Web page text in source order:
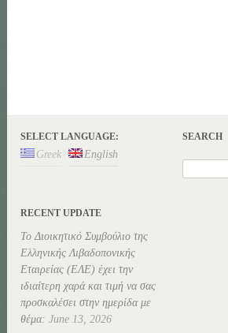
SELECT LANGUAGE:
Greek English
SEARCH
RECENT UPDATE
Το Διοικητικό Συμβούλιο της
Ελληνικής Λιβαδοπονικής
Εταιρείας (ΕΛΕ) έχει την
ιδιαίτερη χαρά και τιμή να σας
προσκαλέσει στην ημερίδα με
θέμα: June 13, 2026